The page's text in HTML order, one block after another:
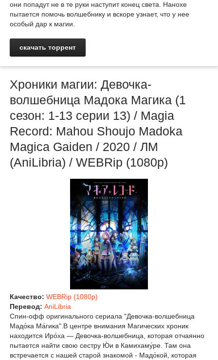
они попадут не в те руки наступит конец света. Нанохе
пытается помочь волшебнику и вскоре узнает, что у нее
особый дар к магии.
скачать торрент
Хроники магии: Девочка-
волшебница Мадока Магика (1
сезон: 1-13 серии 13) / Magia
Record: Mahou Shoujo Madoka
Magica Gaiden / 2020 / ЛМ
(AniLibria) / WEBRip (1080p)
Качество: WEBRip (1080p)
Перевод: AniLibria
Спин-офф оригинального сериала "Девочка-волшебница
Мадо́ка Ма́гика".В центре внимания Магических хроник
находится Иро́ха — Девочка-волшебница, которая отчаянно
пытается найти свою сестру Ю́и в Камихаму́ре. Там она
встречается с нашей старой знакомой - Мадо́кой, которая